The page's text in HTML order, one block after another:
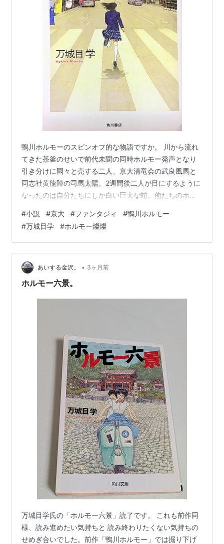
鴨川ホルモーのスピンオフ的な物語ですか。 川から流れ
てきた茶釜のせいで前代未聞の同時ホルモー発声となり
引き分けに悶々と売する二人、京大清竜会の武良風馬と
同志社黄龍陣の司馬太陽。2週間後二人が目にするように
なったのは自分たちにしか白い巨大な蛇。俺たちのホル
行り病で参加者激減を東のOBに助けてもらい何とか開催
された各ホルモー、今度は東への恩返し、京都とはルー
ルの異なる東京のホルモーへ参加する事になったカンム
とキケロは京大清竜会のOB/OG。カンムは公務員からゲ
ーム企業に、銀行員から落語家へ転身していた。お茶の
水女子大のホルモーサークルのサポートで…
#小説 #京大 #ファンタジィ #鴨川ホルモー
#万城目学 #ホルモー燦燦
あいする金沢。 • 3ヶ月前
ホルモー六景。
万城目学氏の「ホルモー六景」読了です。 これも前作同
様、読み進めたい気持ちと 読み終わりたくない気持ちの
せめぎ合いでした。前作「鴨川ホルモー」では掘り下げ